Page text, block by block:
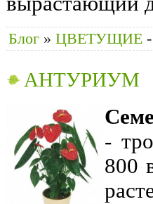
Блог » ЦВЕТУЩИЕ
АНТУРИУМ
-
800